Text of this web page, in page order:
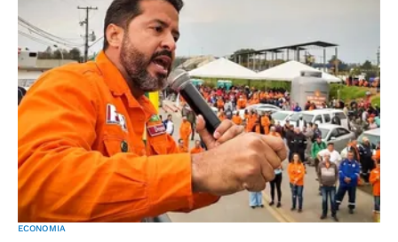
ECONOMIA